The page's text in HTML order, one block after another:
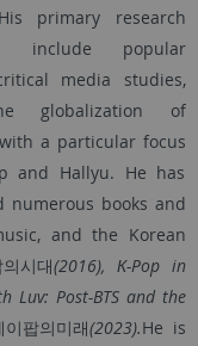
primary research
include popular
media studies,
globalization of
a particular focus
and Hallyu. He has
numerous books and
and the Korean
시대(2016), К-Pop in
Luv: Post-BTS and the
이팝의미래(2023).He is